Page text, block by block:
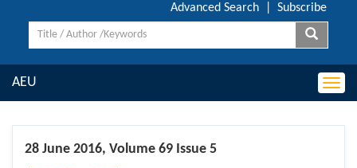
Advanced Search Subscribe
AEU
28 June 2016, Volume 69 Issue 5